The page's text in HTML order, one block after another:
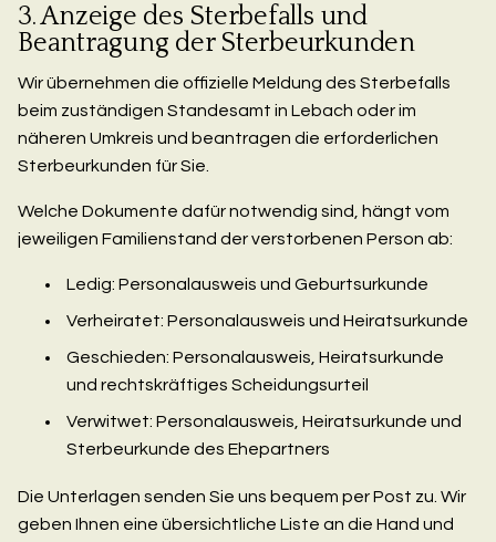
3. Anzeige des Sterbefalls und
Beantragung der Sterbeurkunden
Wir übernehmen die offizielle Meldung des Sterbefalls
beim zuständigen Standesamt in Lebach oder im
näheren Umkreis und beantragen die erforderlichen
Sterbeurkunden für Sie.
Welche Dokumente dafür notwendig sind, hängt vom
jeweiligen Familienstand der verstorbenen Person ab:
Ledig: Personalausweis und Geburtsurkunde
Verheiratet: Personalausweis und Heiratsurkunde
Geschieden: Personalausweis, Heiratsurkunde
und rechtskräftiges Scheidungsurteil
Verwitwet: Personalausweis, Heiratsurkunde und
Sterbeurkunde des Ehepartners
Die Unterlagen senden Sie uns bequem per Post zu. Wir
geben Ihnen eine übersichtliche Liste an die Hand und